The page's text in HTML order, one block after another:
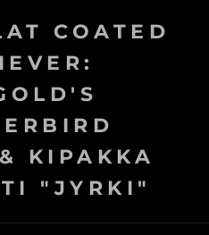
COATED
KIPAKKA
"JYRKI"